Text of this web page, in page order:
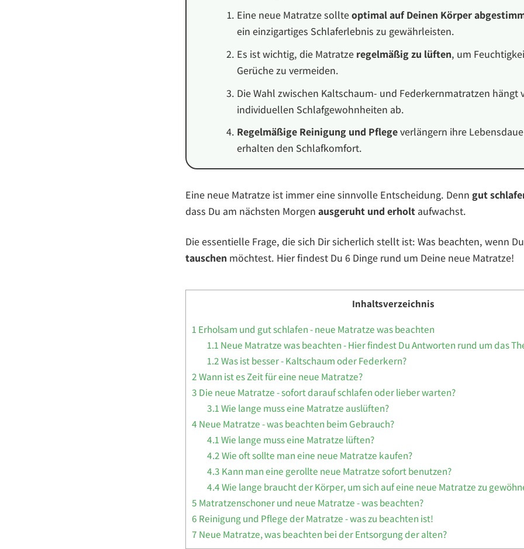
Eine neue Matratze sollteoptimal auf Deinen Körper
ein einzigartiges Schlaferlebnis zu gewährleisten.
Es ist wichtig, die Matratze regelmäßig zu lüften, um
Gerüche zu vermeiden.
Die Wahl zwischen Kaltschaum- und Federkernmatratzen hängt
individuellen Schlafgewohnheiten ab.
Regelmäßige Reinigung und Pflegeverlängern ihre
erhalten den Schlafkomfort.
Eine neue Matratze ist immer eine sinnvolle Entscheidung. Denn gut
dass Du am nächsten Morgen ausgeruht und erholt aufwachst.
Die essentielle Frage, die sich Dir sicherlich stellt ist: Was beachten, wenn Du
tauschen möchtest. Hier findest Du 6 Dinge rund um Deine neue Matratze!
Inhaltsverzeichnis
1 Erholsam und gut schlafen - neue Matratze was beachten
1.1 Neue Matratze was beachten - Hier findest Du Antworten rund um das
1.2Was ist besser - Kaltschaum oder Federkern?
2Wann ist es Zeit für eine neue Matratze?
3 Die neue Matratze - sofort darauf schlafen oder lieber warten?
3.1Wie lange muss eine Matratze auslüften?
4 Neue Matratze - was beachten beim Gebrauch?
4.1Wie lange muss eine Matratze lüften?
4.2Wie oft sollte man eine neue Matratze kaufen?
4.3 Kann man eine gerollte neue Matratze sofort benutzen?
4.4Wie lange braucht der Körper, um sich auf eine neue Matratze zu
5 Matratzenschoner und neue Matratze - was beachten?
6 Reinigung und Pflege der Matratze - was zu beachten ist!
7 Neue Matratze, was beachten bei der Entsorgung der alten?